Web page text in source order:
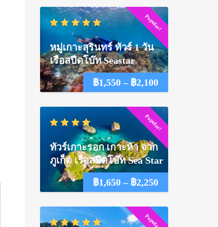
Popular!
฿1,550 – ฿2,100Price
฿1,550
through
฿2,100
หมู่เกาะสุรินทร์ ทัวร์ 1 วัน
เรือสปีดโบ๊ท Seastar
Popular!
฿1,650 – ฿2,250Price
฿1,650
ทัวร์เกาะรอก เกาะห้า จาก
ภูเก็ต เรือสปีดโบ๊ท Sea Star
Popular!